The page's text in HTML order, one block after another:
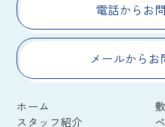
電話からお
メールからお
ホーム
スタッフ紹介